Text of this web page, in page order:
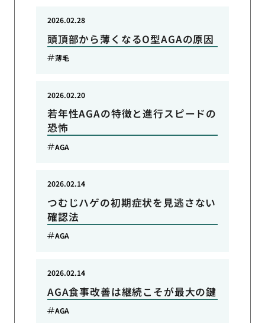
頭頂部から薄くなるO型AGAの原因
2026.02.28
薄毛
若年性AGAの特徴と進行スピードの
恐怖
2026.02.20
AGA
つむじハゲの初期症状を見逃さない
確認法
2026.02.14
AGA
AGA食事改善は継続こそが最大の鍵
2026.02.14
AGA